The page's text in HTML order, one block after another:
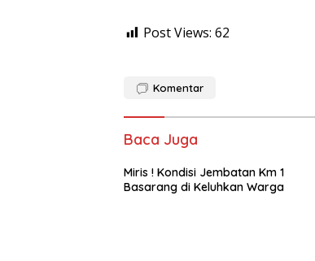
Post Views: 62
Komentar
Baca Juga
Miris ! Kondisi Jembatan Km 1
Basarang di Keluhkan Warga